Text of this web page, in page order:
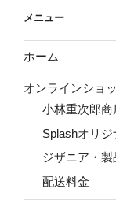
メニュー
ホーム
オンラインショ
小林重次郎商
Splashオリ
ジザニア・製
配送料金